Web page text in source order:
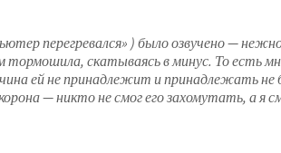
перегревался» ) было озвучено —
тормошила, скатываясь в минус. То
ей не принадлежит и принадлежать не
— никто не смог его захомутать, а я